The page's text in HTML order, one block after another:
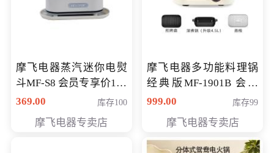
摩飞电器蒸汽迷你电熨
斗MF-S8 会员专享价168
元
369.00 库存100
摩飞电器专卖店
摩飞电器多功能料理锅
经典版MF-1901B 会员
专享价399元
999.00 库存99
摩飞电器专卖店